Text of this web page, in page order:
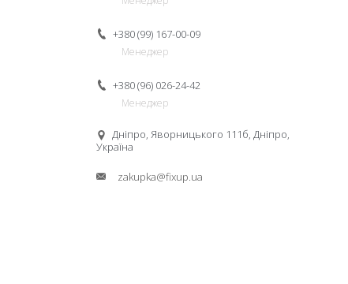
+380 (99) 167-00-09
Менеджер
+380 (96) 026-24-42
Менеджер
Дніпро, Яворницького 111б, Дніпро,
Україна
zakupka@fixup.ua